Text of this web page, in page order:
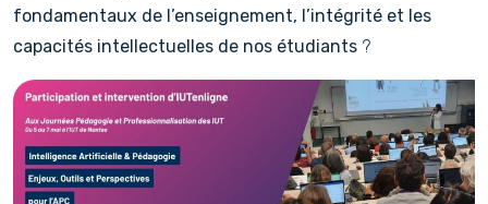
fondamentaux de l’enseignement, l’intégrité et les
capacités intellectuelles de nos étudiants ?